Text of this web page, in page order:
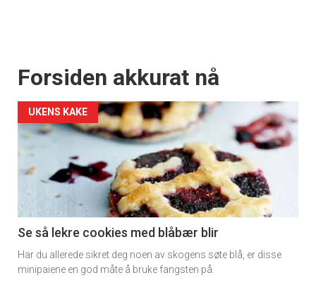
Forsiden akkurat nå
UKENS KAKE
Se så lekre cookies med blåbær blir
Har du allerede sikret deg noen av skogens søte blå, er disse
minipaiene en god måte å bruke fangsten på.